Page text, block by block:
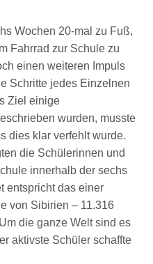
Wochen 20-mal zu Fuß,
Fahrrad zur Schule zu
einen weiteren Impuls
Schritte jedes Einzelnen
Ziel einige
wurden, musste
dies klar verfehlt wurde.
die Schülerinnen und
innerhalb der sechs
entspricht das einer
von Sibirien – 11.316
die ganze Welt sind es
aktivste Schüler schaffte